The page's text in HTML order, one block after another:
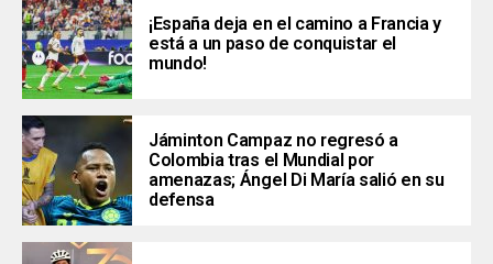
¡España deja en el camino a Francia y
está a un paso de conquistar el
mundo!
Jáminton Campaz no regresó a
Colombia tras el Mundial por
amenazas; Ángel Di María salió en su
defensa